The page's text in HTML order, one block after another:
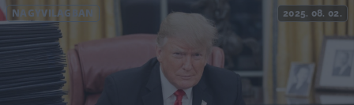
NAGYVILÁGBAN 2025. 08. 02.